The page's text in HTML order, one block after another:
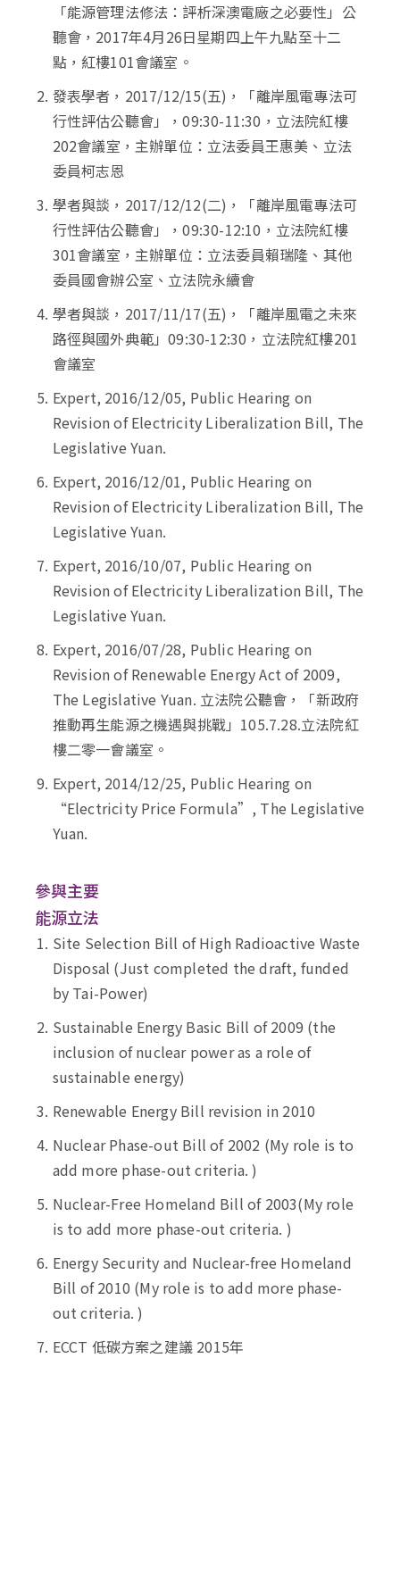
「能源管理法修法：評析深澳電廠之必要性」公
聽會，2017年4月26日星期四上午九點至十二
點，紅樓101會議室。
發表學者，2017/12/15(五)，「離岸風電專法可
行性評估公聽會」，09:30-11:30，立法院紅樓
202會議室，主辦單位：立法委員王惠美、立法
委員柯志恩
學者與談，2017/12/12(二)，「離岸風電專法可
行性評估公聽會」，09:30-12:10，立法院紅樓
301會議室，主辦單位：立法委員賴瑞隆、其他
委員國會辦公室、立法院永續會
學者與談，2017/11/17(五)，「離岸風電之未來
路徑與國外典範」09:30-12:30，立法院紅樓201
會議室
Expert, 2016/12/05, Public Hearing on
Revision of Electricity Liberalization Bill, The
Legislative Yuan.
Expert, 2016/12/01, Public Hearing on
Revision of Electricity Liberalization Bill, The
Legislative Yuan.
Expert, 2016/10/07, Public Hearing on
Revision of Electricity Liberalization Bill, The
Legislative Yuan.
Expert, 2016/07/28, Public Hearing on
Revision of Renewable Energy Act of 2009,
The Legislative Yuan. 立法院公聽會，「新政府
推動再生能源之機遇與挑戰」105.7.28.立法院紅
樓二零一會議室。
Expert, 2014/12/25, Public Hearing on
“Electricity Price Formula”, The Legislative
Yuan.
參與主要
能源立法
Site Selection Bill of High Radioactive Waste
Disposal (Just completed the draft, funded
by Tai-Power)
Sustainable Energy Basic Bill of 2009 (the
inclusion of nuclear power as a role of
sustainable energy)
Renewable Energy Bill revision in 2010
Nuclear Phase-out Bill of 2002 (My role is to
add more phase-out criteria. )
Nuclear-Free Homeland Bill of 2003(My role
is to add more phase-out criteria. )
Energy Security and Nuclear-free Homeland
Bill of 2010 (My role is to add more phase-
out criteria. )
ECCT 低碳方案之建議 2015年